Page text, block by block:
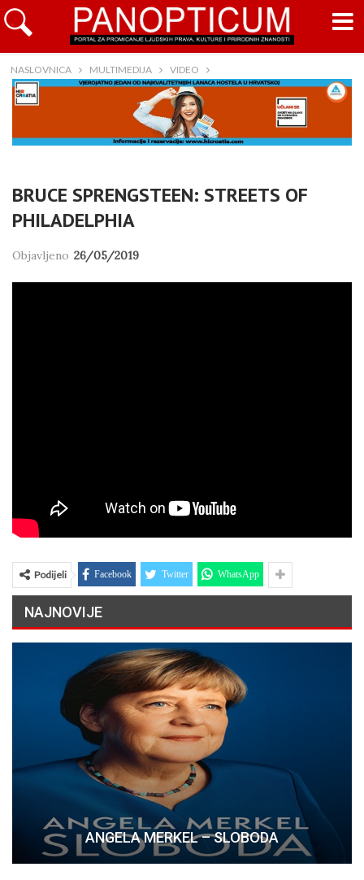
NASLOVNICA MULTIMEDIJA VIDEO
BRUCE SPRENGSTEEN: STREETS OF
PHILADELPHIA
Objavljeno 26/05/2019
Podijeli Facebook Twitter WhatsApp
NAJNOVIJE
ANGELA MERKEL – SLOBODA